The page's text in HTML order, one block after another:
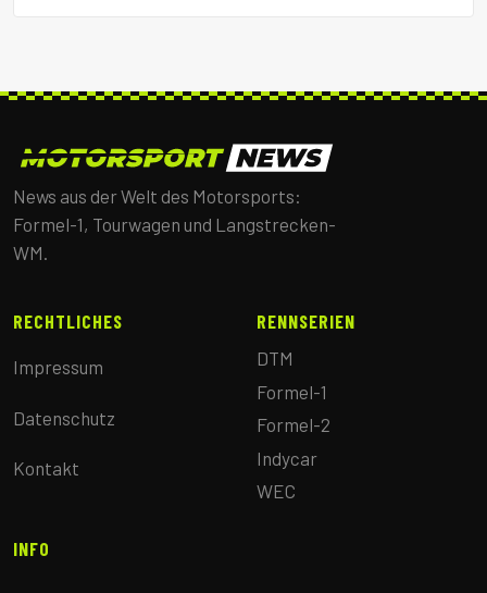
News aus der Welt des Motorsports:
Formel-1, Tourwagen und Langstrecken-
WM.
RECHTLICHES
Impressum
Datenschutz
Kontakt
RENNSERIEN
DTM
Formel-1
Formel-2
Indycar
WEC
INFO